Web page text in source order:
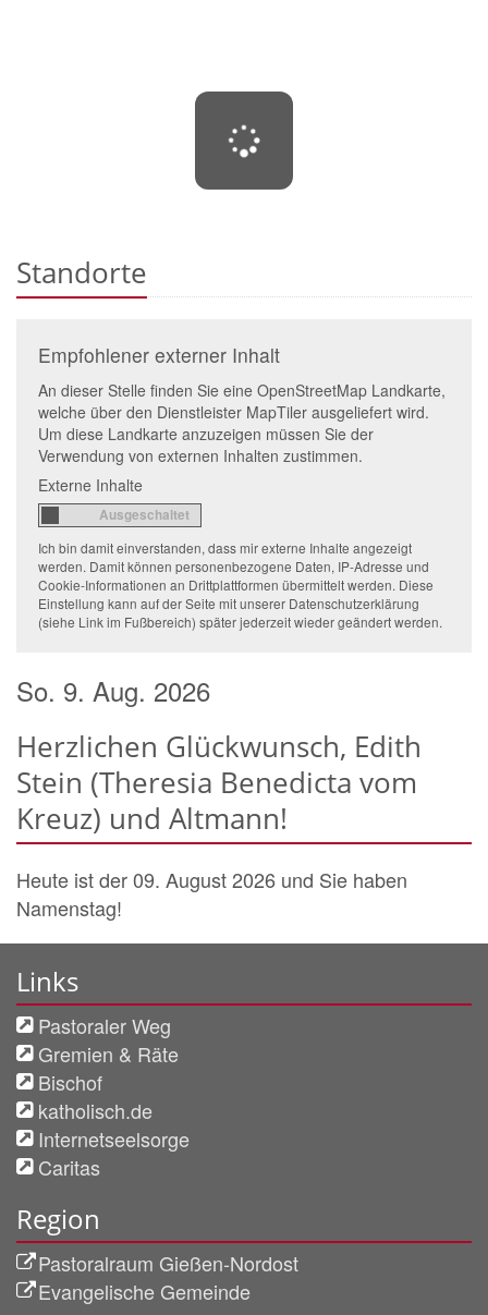
Standorte
Empfohlener externer Inhalt
An dieser Stelle finden Sie eine OpenStreetMap Landkarte,
welche über den Dienstleister MapTiler ausgeliefert wird.
Um diese Landkarte anzuzeigen müssen Sie der
Verwendung von externen Inhalten zustimmen.
Externe Inhalte
Ich bin damit einverstanden, dass mir externe Inhalte angezeigt
werden. Damit können personenbezogene Daten, IP-Adresse und
Cookie-Informationen an Drittplattformen übermittelt werden. Diese
Einstellung kann auf der Seite mit unserer Datenschutzerklärung
(siehe Link im Fußbereich) später jederzeit wieder geändert werden.
So. 9. Aug. 2026
Herzlichen Glückwunsch, Edith
Stein (Theresia Benedicta vom
Kreuz) und Altmann!
Heute ist der 09. August 2026 und Sie haben
Namenstag!
Links
Pastoraler Weg
Gremien & Räte
Bischof
katholisch.de
Internetseelsorge
Caritas
Region
Pastoralraum Gießen-Nordost
Evangelische Gemeinde